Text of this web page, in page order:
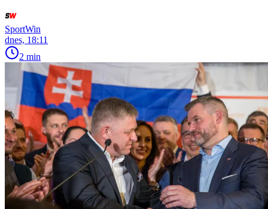
SportWin
dnes, 18:11
2 min